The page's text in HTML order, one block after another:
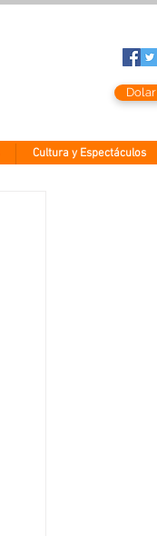
Dolar
Cultura y Espectáculos